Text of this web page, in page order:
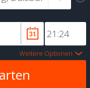
Weitere Optionen